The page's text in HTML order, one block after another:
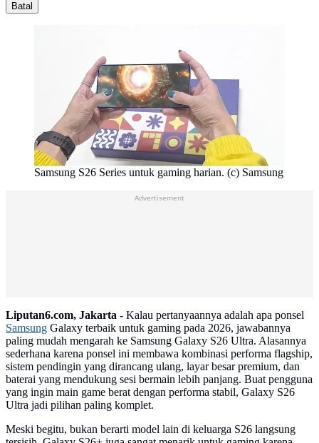
Batal
Samsung S26 Series untuk gaming harian. (c) Samsung
Liputan6.com, Jakarta - Kalau pertanyaannya adalah apa ponsel
Samsung Galaxy terbaik untuk gaming pada 2026, jawabannya
paling mudah mengarah ke Samsung Galaxy S26 Ultra. Alasannya
sederhana karena ponsel ini membawa kombinasi performa flagship,
sistem pendingin yang dirancang ulang, layar besar premium, dan
baterai yang mendukung sesi bermain lebih panjang. Buat pengguna
yang ingin main game berat dengan performa stabil, Galaxy S26
Ultra jadi pilihan paling komplet.
Meski begitu, bukan berarti model lain di keluarga S26 langsung